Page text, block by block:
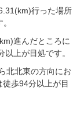
行った場所
進んだところに
上が目処です。
北北東の方向にお
歩94分以上が目